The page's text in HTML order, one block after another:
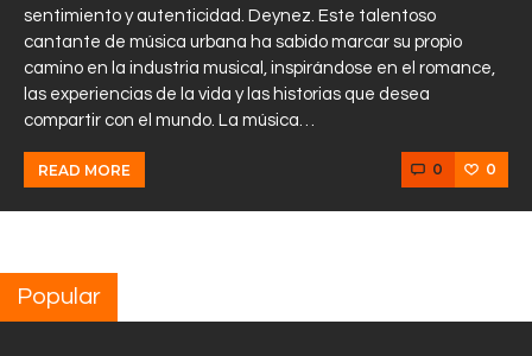
En Vivo
Descarga La APP
Programas
Noticias
Equipo
Sobre Nosotros
sentimiento y autenticidad. Deynez. Este talentoso
cantante de música urbana ha sabido marcar su propio
camino en la industria musical, inspirándose en el romance,
las experiencias de la vida y las historias que desea
compartir con el mundo. La música…
READ MORE 0 0
Popular